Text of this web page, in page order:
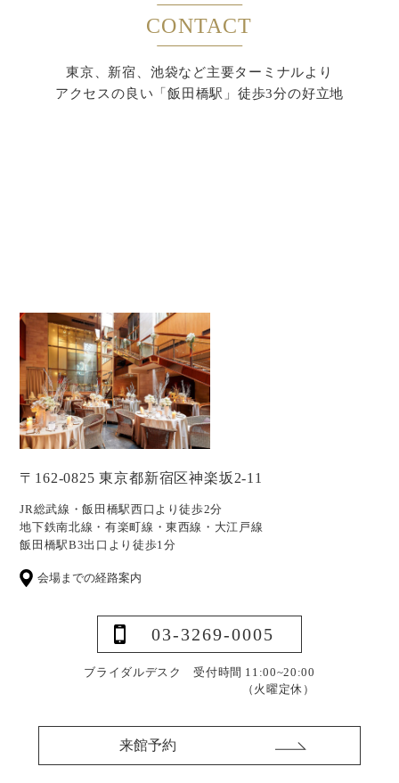
CONTACT
東京、新宿、池袋など主要ターミナルより
アクセスの良い「飯田橋駅」徒歩3分の好立地
〒162-0825 東京都新宿区神楽坂2-11
JR総武線・飯田橋駅西口より徒歩2分
地下鉄南北線・有楽町線・東西線・大江戸線
飯田橋駅B3出口より徒歩1分
会場までの経路案内
03-3269-0005
ブライダルデスク 受付時間 11:00~20:00
（火曜定休）
来館予約